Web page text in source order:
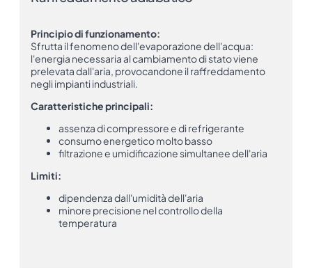
Principio di funzionamento:
Sfrutta il fenomeno dell'evaporazione dell'acqua:
l'energia necessaria al cambiamento di stato viene
prelevata dall'aria, provocandone il raffreddamento
negli impianti industriali.
Caratteristiche principali:
assenza di compressore e di refrigerante
consumo energetico molto basso
filtrazione e umidificazione simultanee dell'aria
Limiti:
dipendenza dall'umidità dell'aria
minore precisione nel controllo della
temperatura